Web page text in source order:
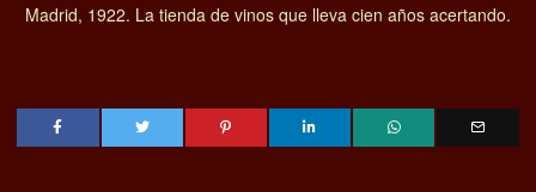
Madrid, 1922. La tienda de vinos que lleva cien años acertando.